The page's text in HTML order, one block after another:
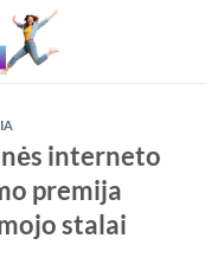
interneto
premija
stalai